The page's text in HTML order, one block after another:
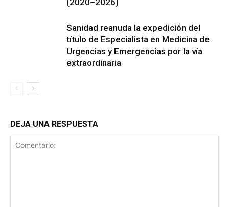
(2020–2026)
Sanidad reanuda la expedición del
título de Especialista en Medicina de
Urgencias y Emergencias por la vía
extraordinaria
DEJA UNA RESPUESTA